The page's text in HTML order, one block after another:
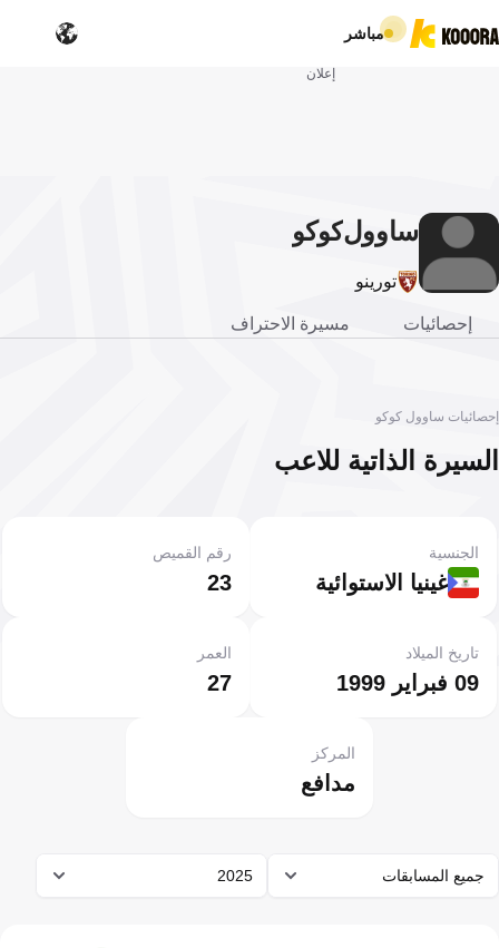
مباشر
إعلان
ساوولكوكو
تورينو
إحصائيات مسيرة الاحتراف
إحصائيات ساوول كوكو
السيرة الذاتية للاعب
غينيا الاستوائية
الجنسية
23
رقم القميص
09 فبراير 1999
تاريخ الميلاد
27
العمر
مدافع
المركز
جميع المسابقات 2025